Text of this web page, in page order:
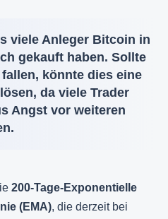
viele Anleger Bitcoin in
gekauft haben. Sollte
könnte dies eine
da viele Trader
Angst vor weiteren
200-Tage-Exponentielle
(EMA), die derzeit bei